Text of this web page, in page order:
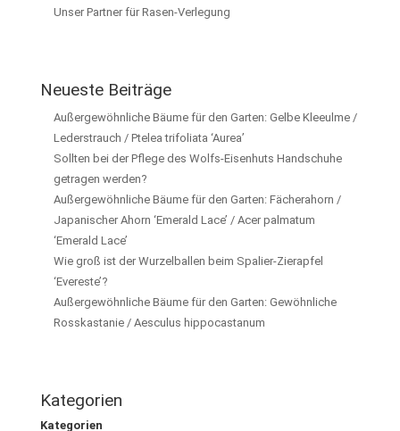
Unser Partner für Rasen-Verlegung
Neueste Beiträge
Außergewöhnliche Bäume für den Garten: Gelbe Kleeulme /
Lederstrauch / Ptelea trifoliata ‘Aurea’
Sollten bei der Pflege des Wolfs-Eisenhuts Handschuhe
getragen werden?
Außergewöhnliche Bäume für den Garten: Fächerahorn /
Japanischer Ahorn ‘Emerald Lace’ / Acer palmatum
‘Emerald Lace’
Wie groß ist der Wurzelballen beim Spalier-Zierapfel
‘Evereste’?
Außergewöhnliche Bäume für den Garten: Gewöhnliche
Rosskastanie / Aesculus hippocastanum
Kategorien
Kategorien